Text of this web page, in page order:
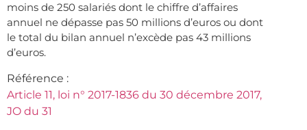
moins de 250 salariés dont le chiffre d’affaires
annuel ne dépasse pas 50 millions d’euros ou dont
le total du bilan annuel n’excède pas 43 millions
d’euros.
Référence :
Article 11, loi n° 2017-1836 du 30 décembre 2017,
JO du 31